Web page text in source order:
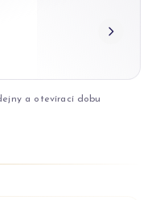
a otevírací dobu